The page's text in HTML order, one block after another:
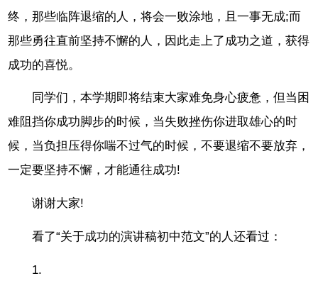
终，那些临阵退缩的人，将会一败涂地，且一事无成;而
那些勇往直前坚持不懈的人，因此走上了成功之道，获得
成功的喜悦。
同学们，本学期即将结束大家难免身心疲惫，但当困
难阻挡你成功脚步的时候，当失败挫伤你进取雄心的时
候，当负担压得你喘不过气的时候，不要退缩不要放弃，
一定要坚持不懈，才能通往成功!
谢谢大家!
看了“关于成功的演讲稿初中范文”的人还看过：
1.